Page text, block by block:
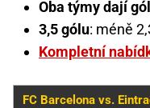
Oba týmy dají gól
3,5 gólu: méně
Kompletní
FC Barcelona vs.